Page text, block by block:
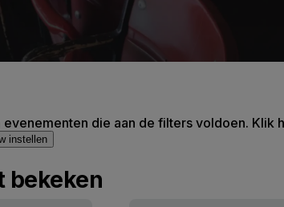
evenementen die aan de filters voldoen. Klik
instellen
bekeken